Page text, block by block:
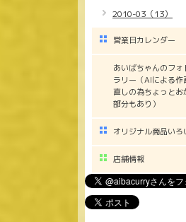
2010-03（13）
営業日カレンダー
あいばちゃんのフォ
ラリー（AIによる作
直しの為ちょっとお
部分もあり）
オリジナル商品いろ
店舗情報